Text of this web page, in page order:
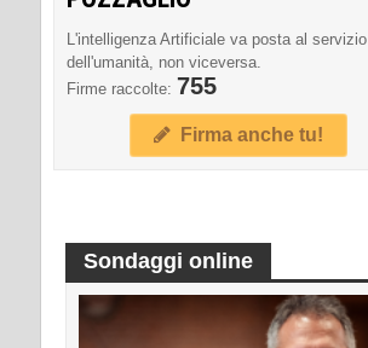
L'intelligenza Artificiale va posta al servizio
dell'umanità, non viceversa.
Firme raccolte: 755
Firma anche tu!
Sondaggi online